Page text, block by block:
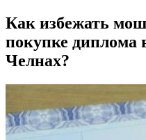
Как избежать
покупке диплома
Челнах?